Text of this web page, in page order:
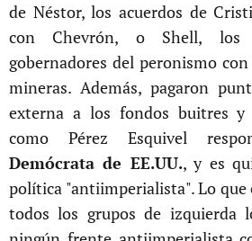
de Néstor, los acuerdos de
con Chevrón, o Shell, los
gobernadores del peronismo
mineras. Además, pagaron
externa a los fondos buitres y
como Pérez Esquivel
Demócrata de EE.UU., y es
política "antiimperialista". Lo que
todos los grupos de izquierda